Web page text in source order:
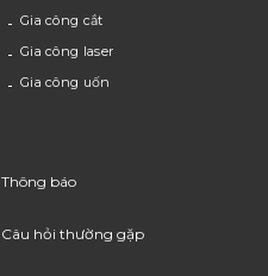
Gia công cắt
Gia công laser
Gia công uốn
Thông báo
Câu hỏi thường gặp